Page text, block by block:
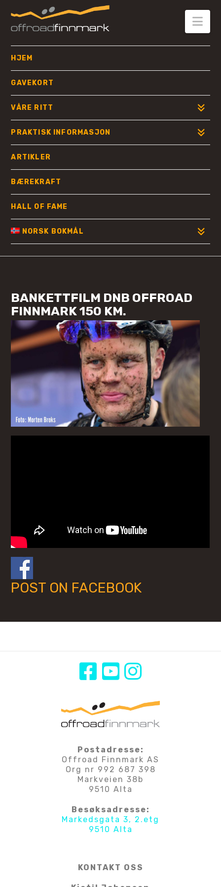
OFFROAD
FINNMARK
HJEM
GAVEKORT
VÅRE RITT
PRAKTISK INFORMASJON
ARTIKLER
BÆREKRAFT
HALL OF FAME
NORSK BOKMÅL
BANKETTFILM DNB OFFROAD
FINNMARK 150 KM.
POST ON FACEBOOK
Postadresse:
Offroad Finnmark AS
Org nr 992 687 398
Markveien 38b
9510 Alta
Besøksadresse:
Markedsgata 3, 2.etg
9510 Alta
KONTAKT OSS